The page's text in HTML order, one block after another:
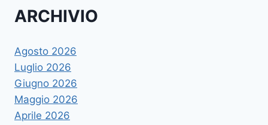
ARCHIVIO
Agosto 2026
Luglio 2026
Giugno 2026
Maggio 2026
Aprile 2026